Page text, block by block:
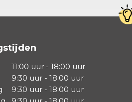
11:00 uur - 18:00 uur
9:30 uur - 18:00 uur
9:30 uur - 18:00 uur